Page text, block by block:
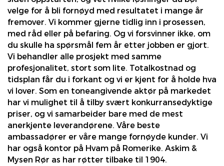
velge for å bli fornøyd med resultatet i mange år
fremover. Vi kommer gjerne tidlig inn i prosessen,
med råd eller på befaring. Og vi forsvinner ikke, om
du skulle ha spørsmål fem år etter jobben er gjort.
Vi behandler alle prosjekt med samme
profesjonalitet, stort som lite. Totalkostnad og
tidsplan får du i forkant og vi er kjent for å holde hva
vi lover. Som en toneangivende aktør på markedet
har vi mulighet til å tilby svært konkurransedyktige
priser, og vi samarbeider bare med de mest
anerkjente leverandørene. Våre beste
ambassadører er våre mange fornøyde kunder. Vi
har også kontor på Hvam på Romerike. Askim &
Mysen Rør as har røtter tilbake til 1904.